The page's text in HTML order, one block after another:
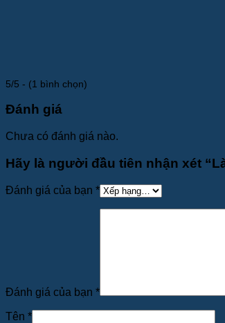
5/5 - (1 bình chọn)
Đánh giá
Chưa có đánh giá nào.
Hãy là người đầu tiên nhận xét
Đánh giá của bạn *
Đánh giá của bạn *
Tên *